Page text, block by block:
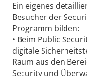
Ein eigenes
Besucher der
Programm bilden:
• Beim Public
digitale
Raum aus den
Security und